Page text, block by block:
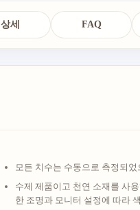
상세 FAQ
모든 치수는 수동으로 측정되
수제 제품이고 천연 소재를 사
한 조명과 모니터 설정에 따라